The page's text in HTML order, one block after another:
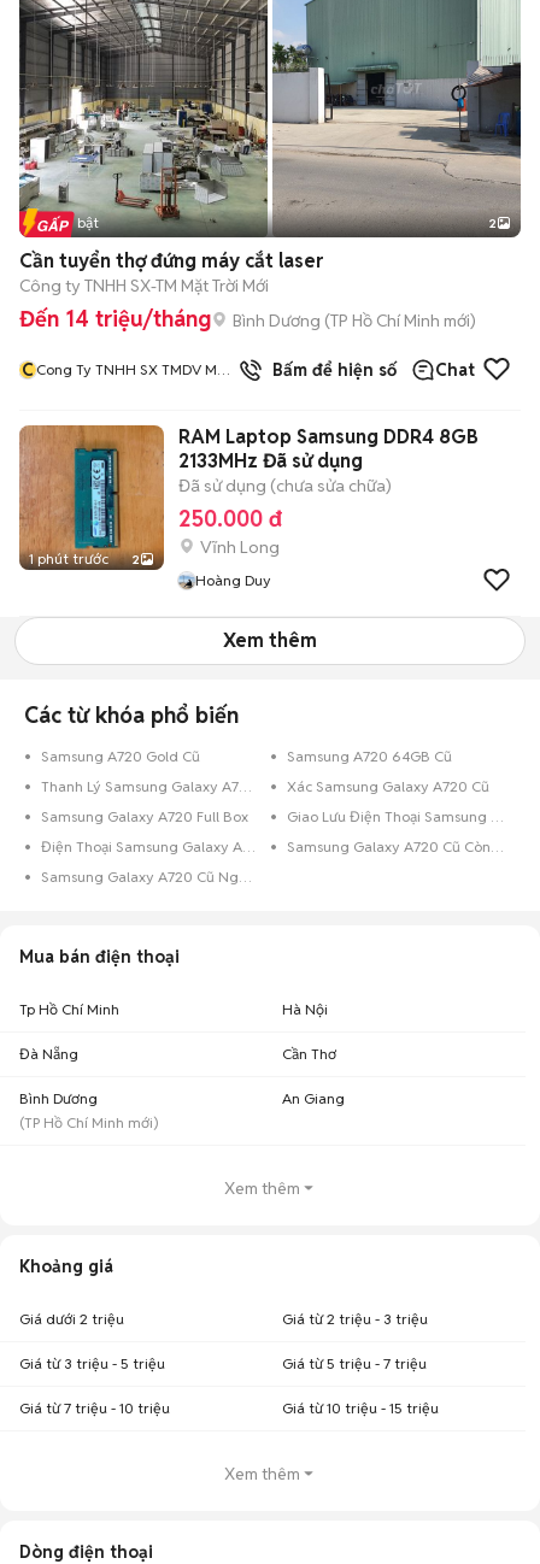
Tin nổi bật 2
Cần tuyển thợ đứng máy cắt laser
Công ty TNHH SX-TM Mặt Trời Mới
Đến 14 triệu/tháng Bình Dương (TP Hồ Chí Minh mới)
CCong Ty TNHH SX TMDV Mat
1đã bán
Bấm để hiện số Chat
1 phút trước 2
RAM Laptop Samsung DDR4 8GB
2133MHz Đã sử dụng
Đã sử dụng (chưa sửa chữa)
250.000 đ
Vĩnh Long
Hoàng Duy
Xem thêm
Các từ khóa phổ biến
Samsung A720 Gold Cũ
Samsung A720 64GB Cũ
Thanh Lý Samsung Galaxy A720 Cũ
Xác Samsung Galaxy A720 Cũ
Samsung Galaxy A720 Full Box
Giao Lưu Điện Thoại Samsung Galaxy A720
Điện Thoại Samsung Galaxy A720 Trả Góp
Samsung Galaxy A720 Cũ Còn Bảo Hành
Samsung Galaxy A720 Cũ Nguyên Zin
Mua bán điện thoại
Tp Hồ Chí Minh Hà Nội
Đà Nẵng Cần Thơ
Bình Dương
(TP Hồ Chí Minh mới)
An Giang
Xem thêm
Khoảng giá
Giá dưới 2 triệu Giá từ 2 triệu - 3 triệu
Giá từ 3 triệu - 5 triệu Giá từ 5 triệu - 7 triệu
Giá từ 7 triệu - 10 triệu Giá từ 10 triệu - 15 triệu
Xem thêm
Dòng điện thoại